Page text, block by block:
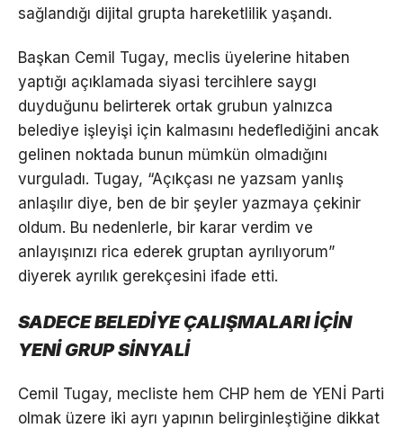
sağlandığı dijital grupta hareketlilik yaşandı.
Başkan Cemil Tugay, meclis üyelerine hitaben
yaptığı açıklamada siyasi tercihlere saygı
duyduğunu belirterek ortak grubun yalnızca
belediye işleyişi için kalmasını hedeflediğini ancak
gelinen noktada bunun mümkün olmadığını
vurguladı. Tugay, “Açıkçası ne yazsam yanlış
anlaşılır diye, ben de bir şeyler yazmaya çekinir
oldum. Bu nedenlerle, bir karar verdim ve
anlayışınızı rica ederek gruptan ayrılıyorum”
diyerek ayrılık gerekçesini ifade etti.
SADECE BELEDİYE ÇALIŞMALARI İÇİN
YENİ GRUP SİNYALİ
Cemil Tugay, mecliste hem CHP hem de YENİ Parti
olmak üzere iki ayrı yapının belirginleştiğine dikkat